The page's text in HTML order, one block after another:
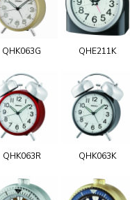
QHK063G QHE211K
QHK063R QHK063K